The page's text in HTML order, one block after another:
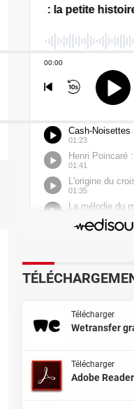
Télécharger
Wetransfer
Télécharger
Adobe Reader